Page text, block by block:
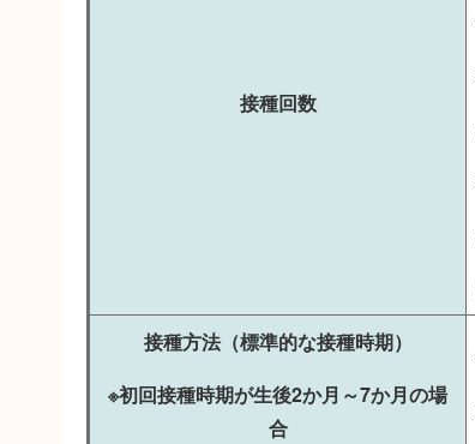
接種回数
接種方法（標準的な接種時期）
※初回接種時期が生後2か月～7か月の場
合